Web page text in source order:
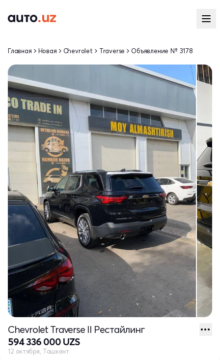
Главная Новая Chevrolet Traverse Объявление № 3178
Chevrolet Traverse II Рестайлинг
594 336 000 UZS
12 октября, Ташкент